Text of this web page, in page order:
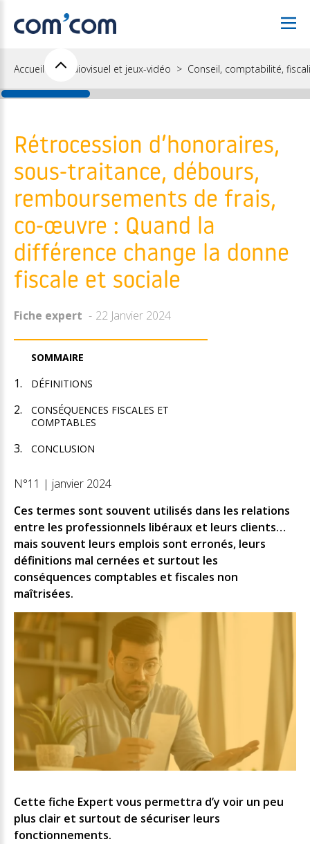
Accueil Audiovisuel et jeux-vidéo Conseil, comptabilité,
Rétrocession d’honoraires,
sous-traitance, débours,
remboursements de frais,
co-œuvre : Quand la
différence change la donne
fiscale et sociale
Fiche expert 22 Janvier 2024
SOMMAIRE
DÉFINITIONS
CONSÉQUENCES FISCALES ET
COMPTABLES
CONCLUSION
N°11 | janvier 2024
Ces termes sont souvent utilisés dans les relations
entre les professionnels libéraux et leurs clients…
mais souvent leurs emplois sont erronés, leurs
définitions mal cernées et surtout les
conséquences comptables et fiscales non
maîtrisées.
Cette fiche Expert vous permettra d’y voir un peu
plus clair et surtout de sécuriser leurs
fonctionnements.